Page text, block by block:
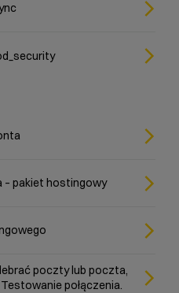
– pakiet hostingowy
poczty lub poczta,
połączenia.